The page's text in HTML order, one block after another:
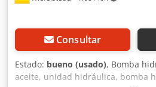
Consultar
Estado: bueno (usado), Bomba
aceite, unidad hidráulica, bomba